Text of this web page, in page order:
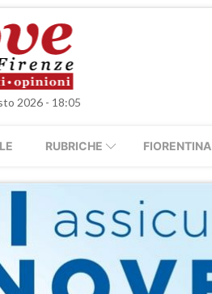
2026 - 18:05
RUBRICHE FIORENTINA